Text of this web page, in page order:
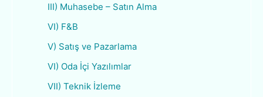
III) Muhasebe – Satın Alma
VI) F&B
V) Satış ve Pazarlama
VI) Oda İçi Yazılımlar
VII) Teknik İzleme